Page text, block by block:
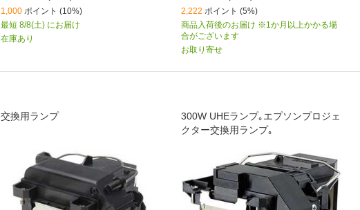
1,000 ポイント (10%)
最短 8/8(土) にお届け
在庫あり
2,222 ポイント (5%)
商品入荷後のお届け ※1か月以上かかる場
合がございます
お取り寄せ
交換用ランプ
300W UHEランプ｡エプソンプロジェ
クター交換用ランプ｡